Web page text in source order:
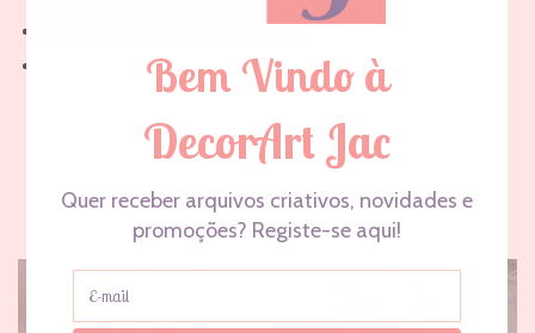
7 cm diâmetro
Produtos Relacionados